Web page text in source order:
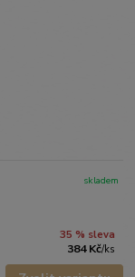
35 % sleva
384 Kč/ks
skladem